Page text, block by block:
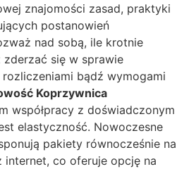
znajomości zasad, praktyki
postanowień
nad sobą, ile krotnie
zderzać się w sprawie
bądź wymogami
Koprzywnica
współpracy z doświadczonym
elastyczność. Nowoczesne
pakiety równocześnie na
internet, co oferuje opcję na